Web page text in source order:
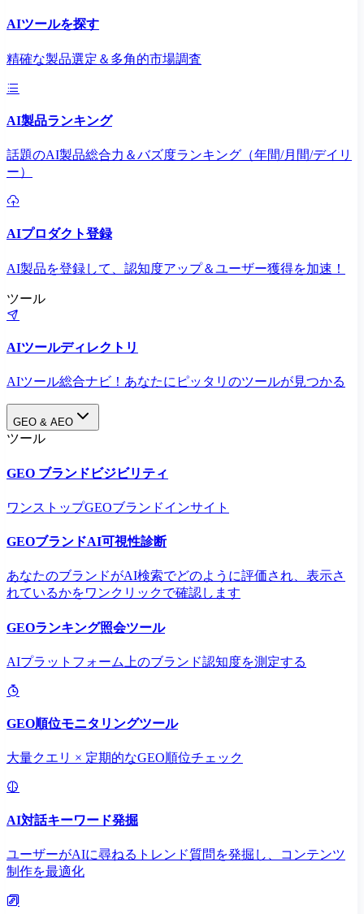
AIツールを探す
精確な製品選定＆多角的市場調査
AI製品ランキング
話題のAI製品総合力＆バズ度ランキング（年間/月間/デイリ
ー）
AIプロダクト登録
AI製品を登録して、認知度アップ＆ユーザー獲得を加速！
ツール
AIツールディレクトリ
AIツール総合ナビ！あなたにピッタリのツールが見つかる
GEO & AEO
ツール
GEO ブランドビジビリティ
ワンストップGEOブランドインサイト
GEOブランドAI可視性診断
あなたのブランドがAI検索でどのように評価され、表示さ
れているかをワンクリックで確認します
GEOランキング照会ツール
AIプラットフォーム上のブランド認知度を測定する
GEO順位モニタリングツール
大量クエリ × 定期的なGEO順位チェック
AI対話キーワード発掘
ユーザーがAIに尋ねるトレンド質問を発掘し、コンテンツ
制作を最適化